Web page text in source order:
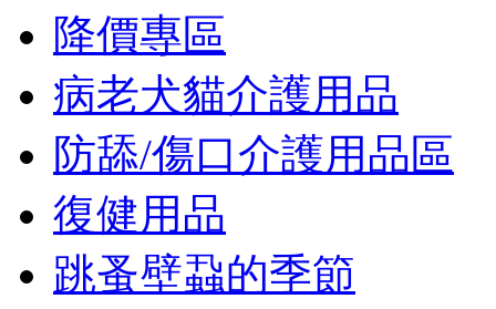
降價專區
病老犬貓介護用品
防舔/傷口介護用品區
復健用品
跳蚤壁蝨的季節